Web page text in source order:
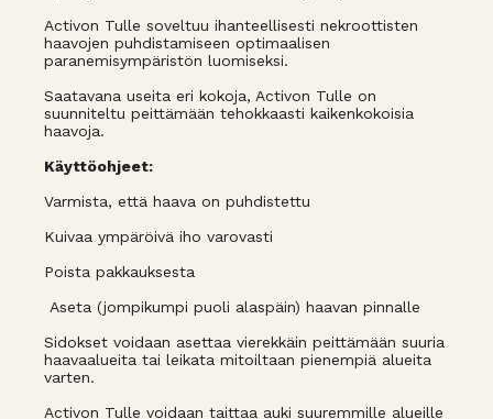
Activon Tulle soveltuu ihanteellisesti nekroottisten
haavojen puhdistamiseen optimaalisen
paranemisympäristön luomiseksi.
Saatavana useita eri kokoja, Activon Tulle on
suunniteltu peittämään tehokkaasti kaikenkokoisia
haavoja.
Käyttöohjeet:
Varmista, että haava on puhdistettu
Kuivaa ympäröivä iho varovasti
Poista pakkauksesta
Aseta (jompikumpi puoli alaspäin) haavan pinnalle
Sidokset voidaan asettaa vierekkäin peittämään suuria
haavaalueita tai leikata mitoiltaan pienempiä alueita
varten.
Activon Tulle voidaan taittaa auki suuremmille alueille